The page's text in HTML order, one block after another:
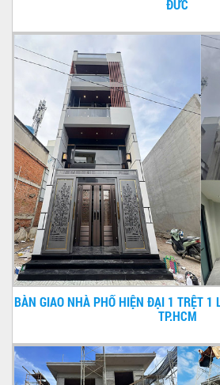
ĐỨC
BÀN GIAO NHÀ PHỐ HIỆN ĐẠI 1 TRỆT 1
TP.HCM